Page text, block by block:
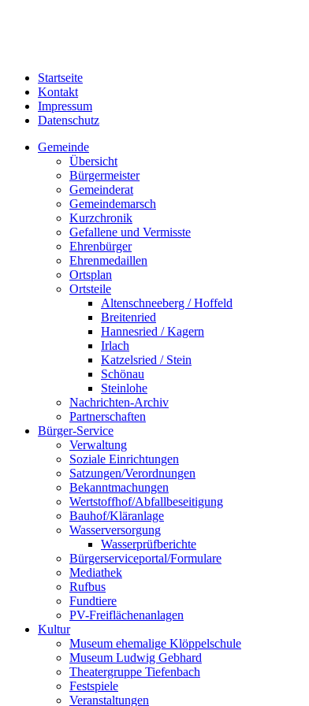
Datenschutz
Gemeinde
Übersicht
Gemeinderat
Gemeindemarsch
Kurzchronik
Gefallene und Vermisste
Ehrenbürger
Ehrenmedaillen
Ortsplan
Ortsteile
Altenschneeberg / Hoffeld
Breitenried
Hannesried / Kagern
Irlach
Katzelsried / Stein
Schönau
Steinlohe
Nachrichten-Archiv
Partnerschaften
Bürger-Service
Verwaltung
Soziale Einrichtungen
Satzungen/Verordnungen
Bekanntmachungen
Wertstoffhof/Abfallbeseitigung
Bauhof/Kläranlage
Wasserversorgung
Wasserprüfberichte
Bürgerserviceportal/Formulare
Mediathek
Rufbus
Fundtiere
PV-Freiflächenanlagen
Kultur
Museum ehemalige Klöppelschule
Museum Ludwig Gebhard
Theatergruppe Tiefenbach
Festspiele
Veranstaltungen
Vereine
Tourismus